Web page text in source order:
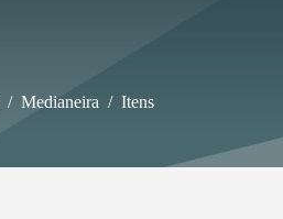
/ Medianeira / Itens